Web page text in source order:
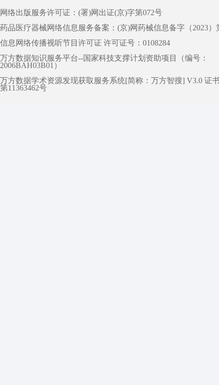
网络出版服务许可证：(署)网出证(京)字第072号
药品医疗器械网络信息服务备案：(京)网药械信息备字（2023）
信息网络传播视听节目许可证 许可证号：0108284
万方数据知识服务平台--国家科技支撑计划资助项目（编号：
2006BAH03B01）
万方数据学术资源发现获取服务系统[简称：万方智搜] V3.0 证
第11363462号